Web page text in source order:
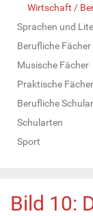
Wirtschaft /
Sprachen und
Berufliche
Musische Fächer
Praktische Fächer
Berufliche
Schularten
Sport
Bild 10: